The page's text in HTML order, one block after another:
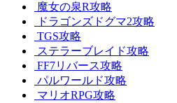
魔女の泉R攻略
ドラゴンズドグマ2攻略
TGS攻略
ステラーブレイド攻略
FF7リバース攻略
パルワールド攻略
マリオRPG攻略